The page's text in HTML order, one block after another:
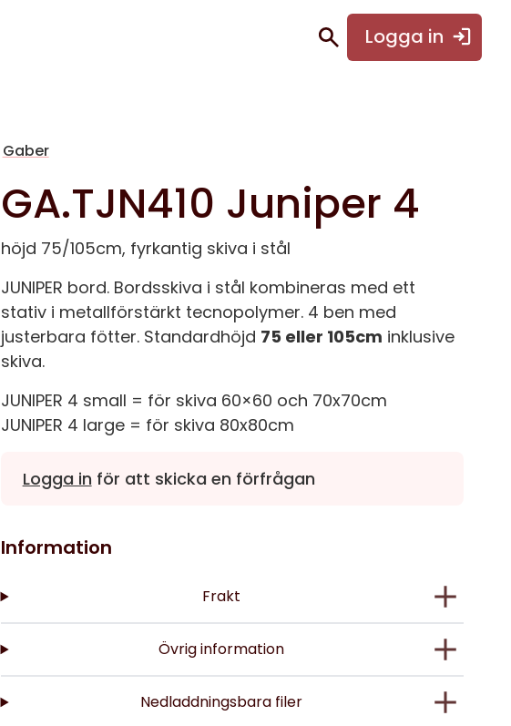
Logga in
Gaber
GA.TJN410 Juniper 4
höjd 75/105cm, fyrkantig skiva i stål
JUNIPER bord. Bordsskiva i stål kombineras med ett
stativ i metallförstärkt tecnopolymer. 4 ben med
justerbara fötter. Standardhöjd 75 eller 105cm inklusive
skiva.
JUNIPER 4 small = för skiva 60×60 och 70x70cm
JUNIPER 4 large = för skiva 80x80cm
Logga in för att skicka en förfrågan
Information
Frakt
Övrig information
Nedladdningsbara filer